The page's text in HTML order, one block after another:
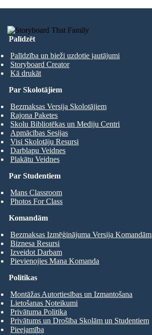
Palīdzēt
Palīdzība un bieži uzdotie jautājumi
Storyboard Creator
Kā drukāt
Par Studentiem
Mans Classroom
Photos For Class
Par Skolotājiem
Bezmaksas Versija Skolotājiem
Rajona Paketes
Skolu Bibliotēkas un Mediju Centri
Apmācības Sesijas
Visi Skolotāju Resursi
Darblapu Veidnes
Plakātu Veidnes
Komandām
Bezmaksas Izmēģinājuma Versija Komandām
Biznesa Resursi
Izveidot Darbam
Pievienojies Mana Komanda
Politikas
Montāžas Autortiesības un Izmantošana
Lietošanas Noteikumi
Privātuma Politika
Privātums un Drošība Skolām un Studentiem
Pieejamība